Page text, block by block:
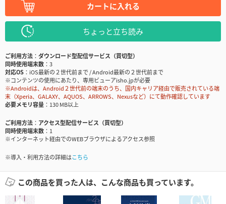
カートに入れる
ちょっと立ち読み
ご利用方法
ダウンロード型配信サービス（買切型）
同時使用端末数
3
対応OS
iOS最新の２世代前まで / Android最新の２世代前まで
※コンテンツの使用にあたり、専用ビューアisho.jpが必要
※Androidは、Android２世代前の端末のうち、国内キャリア経由で販売されている端
末（Xperia、GALAXY、AQUOS、ARROWS、Nexusなど）にて動作確認しています
必要メモリ容量
130 MB以上
ご利用方法
アクセス型配信サービス（買切型）
同時使用端末数
1
※インターネット経由でのWEBブラウザによるアクセス参照
※導入・利用方法の詳細はこちら
この商品を買った人は、こんな商品も買っています。